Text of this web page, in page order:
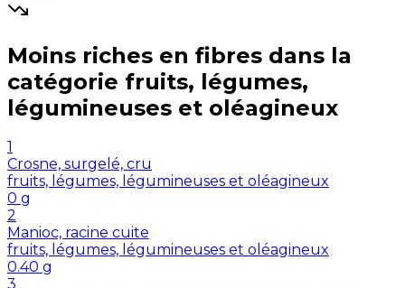
Moins riches en fibres dans la
catégorie fruits, légumes,
légumineuses et oléagineux
1
Crosne, surgelé, cru
fruits, légumes, légumineuses et oléagineux
0 g
2
Manioc, racine cuite
fruits, légumes, légumineuses et oléagineux
0.40 g
3